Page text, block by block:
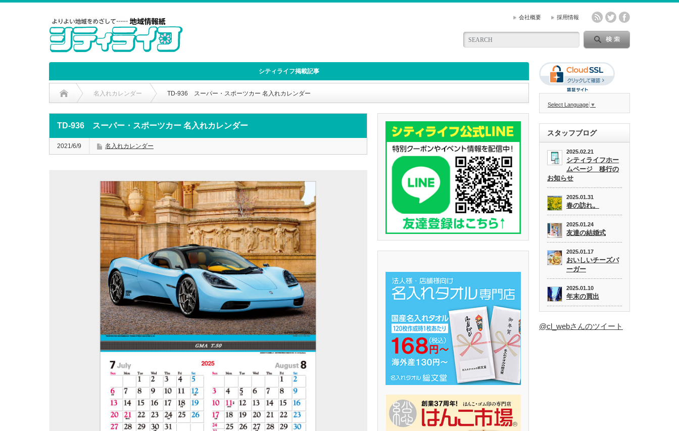
会社概要 採用情報
シティライフ掲載記事
名入れカレンダー TD-936 スーパー・スポーツカー 名入れカレンダー
TD-936 スーパー・スポーツカー 名入れカレンダー
2021/6/9 名入れカレンダー
Select Language ▼
スタッフブログ
2025.02.21
シティライフホー
ムページ 移行の
お知らせ
2025.01.31
春の訪れ。
2025.01.24
友達の結婚式
2025.01.17
おいしいチーズバ
ーガー
2025.01.10
年末の買出
@cl_webさんのツイート